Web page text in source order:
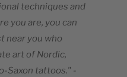
techniques and
you are, you can
near you who
art of Nordic,
Saxon tattoos." -